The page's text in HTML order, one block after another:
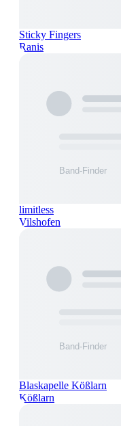
Sticky Fingers
Ranis
limitless
Vilshofen
Blaskapelle Kößlarn
Kößlarn